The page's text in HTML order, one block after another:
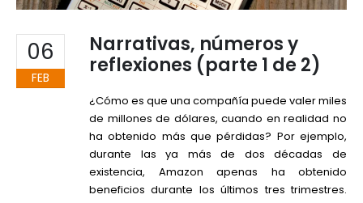
06
FEB
Narrativas, números y
reflexiones (parte 1 de 2)
¿Cómo es que una compañía puede valer miles
de millones de dólares, cuando en realidad no
ha obtenido más que pérdidas? Por ejemplo,
durante las ya más de dos décadas de
existencia, Amazon apenas ha obtenido
beneficios durante los últimos tres trimestres.